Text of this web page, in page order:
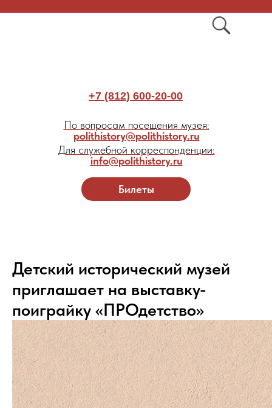
Билеты
+7 (812) 600-20-00
По вопросам посещения музея:
polithistory@polithistory.ru
Для служебной корреспонденции:
info@polithistory.ru
Детский исторический музей
приглашает на выставку-
поиграйку «ПРОдетство»